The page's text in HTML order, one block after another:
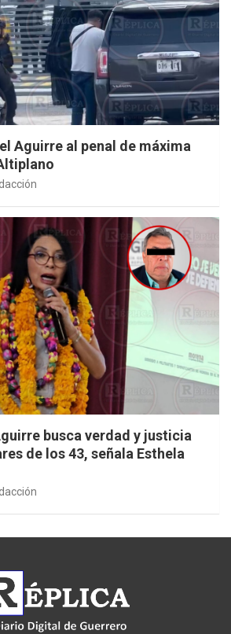
Aguirre al penal de máxima
busca verdad y justicia
de los 43, señala Esthela